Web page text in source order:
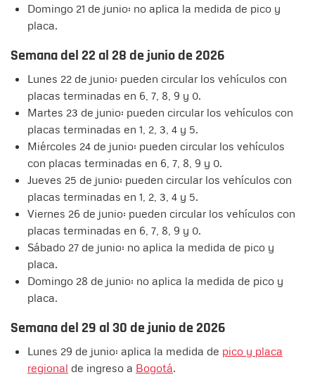
Domingo 21 de junio: no aplica la medida de pico y
placa.
Semana del 22 al 28 de junio de 2026
Lunes 22 de junio: pueden circular los vehículos con
placas terminadas en 6, 7, 8, 9 y 0.
Martes 23 de junio: pueden circular los vehículos con
placas terminadas en 1, 2, 3, 4 y 5.
Miércoles 24 de junio: pueden circular los vehículos
con placas terminadas en 6, 7, 8, 9 y 0.
Jueves 25 de junio: pueden circular los vehículos con
placas terminadas en 1, 2, 3, 4 y 5.
Viernes 26 de junio: pueden circular los vehículos con
placas terminadas en 6, 7, 8, 9 y 0.
Sábado 27 de junio: no aplica la medida de pico y
placa.
Domingo 28 de junio: no aplica la medida de pico y
placa.
Semana del 29 al 30 de junio de 2026
Lunes 29 de junio: aplica la medida de pico y placa
regional de ingreso a Bogotá.